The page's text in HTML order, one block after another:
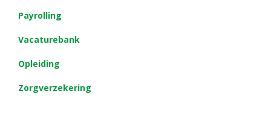
Payrolling
Vacaturebank
Opleiding
Zorgverzekering